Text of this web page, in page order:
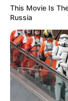
This Movie Is
Russia